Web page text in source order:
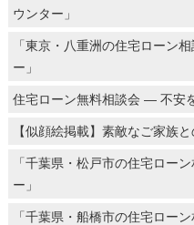
ウンター」
「東京・八重洲の住宅ローン
ー」
住宅ローン無料相談会 ― 不安
【似顔絵掲載】素敵なご家族
「千葉県・松戸市の住宅ロー
ー」
「千葉県・船橋市の住宅ロー